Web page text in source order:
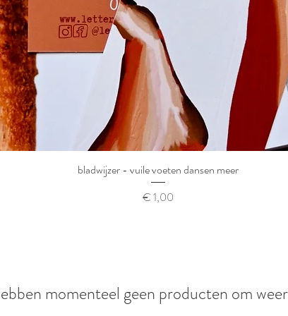
bladwijzer - vuile voeten dansen meer
Prijs
€ 1,00
momenteel geen producten om